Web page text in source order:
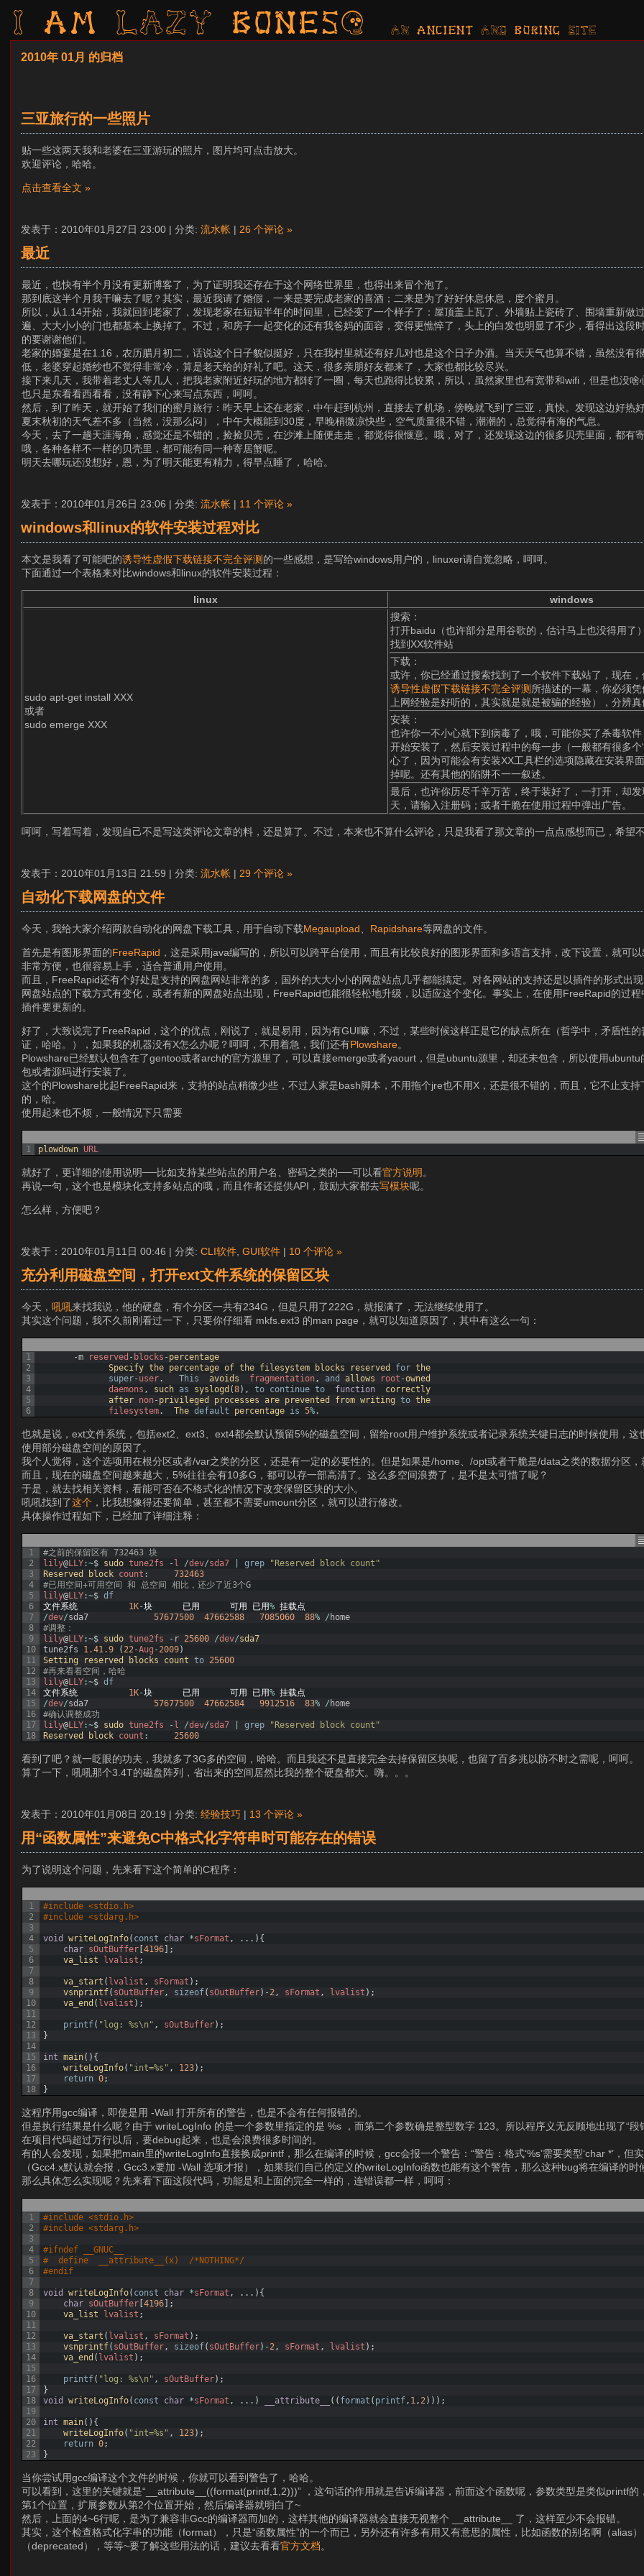
I am LAZY bones? AN ancient AND boring SITE
2010年 01月 的归档
三亚旅行的一些照片
贴一些这两天我和老婆在三亚游玩的照片，图片均可点击放大。
欢迎评论，哈哈。
点击查看全文 »
发表于：2010年01月27日 23:00 | 分类: 流水帐 | 26 个评论 »
最近
最近，也快有半个月没有更新博客了，为了证明我还存在于这个网络世界里，也得出来冒个泡了。
那到底这半个月我干嘛去了呢？其实，最近我请了婚假，一来是要完成老家的喜酒；二来是为了好好休息休息，度个蜜月。
所以，从1.14开始，我就回到老家了，发现老家在短短半年的时间里，已经变了一个样子了：屋顶盖上瓦了、外墙贴上瓷砖了、围墙重新做
遍、大大小小的门也都基本上换掉了。不过，和房子一起变化的还有我爸妈的面容，变得更憔悴了，头上的白发也明显了不少，看得出这段
的要谢谢他们。
老家的婚宴是在1.16，农历腊月初二，话说这个日子貌似挺好，只在我村里就还有好几对也是这个日子办酒。当天天气也算不错，虽然没有
低，老婆穿起婚纱也不觉得非常冷，算是老天给的好礼了吧。这天，很多亲朋好友都来了，大家也都比较尽兴。
接下来几天，我带着老丈人等几人，把我老家附近好玩的地方都转了一圈，每天也跑得比较累，所以，虽然家里也有宽带和wifi，但是也没
也只是东看看西看看，没有静下心来写点东西，呵呵。
然后，到了昨天，就开始了我们的蜜月旅行：昨天早上还在老家，中午赶到杭州，直接去了机场，傍晚就飞到了三亚，真快。发现这边好热
夏末秋初的天气差不多（当然，没那么闷），中午大概能到30度，早晚稍微凉快些，空气质量很不错，潮潮的，总觉得有海的气息。
今天，去了一趟天涯海角，感觉还是不错的，捡捡贝壳，在沙滩上随便走走，都觉得很惬意。哦，对了，还发现这边的很多贝壳里面，都有
哦，各种各样不一样的贝壳里，都可能有同一种寄居蟹呢。
明天去哪玩还没想好，恩，为了明天能更有精力，得早点睡了，哈哈。
发表于：2010年01月26日 23:06 | 分类: 流水帐 | 11 个评论 »
windows和linux的软件安装过程对比
本文是我看了可能吧的诱导性虚假下载链接不完全评测 的一些感想，是写给windows用户的，linuxer请自觉忽略，呵呵。
下面通过一个表格来对比windows和linux的软件安装过程：
linux windows
sudo apt-get install XXX
或者
sudo emerge XXX
搜索：
打开baidu（也许部分是用谷歌的，估计马上也没得用了
找到XX软件站
下载：
或许，你已经通过搜索找到了一个软件下载站了，现在
诱导性虚假下载链接不完全评测 所描述的一幕，你必须
上网经验是好听的，其实就是就是被骗的经验），分辨
安装：
也许你一不小心就下到病毒了，哦，可能你买了杀毒软
开始安装了，然后安装过程中的每一步（一般都有很多个
心了，因为可能会有安装XX工具栏的选项隐藏在安装界
掉呢。还有其他的陷阱不一一叙述。
最后，也许你历尽千辛万苦，终于装好了，一打开，却
天，请输入注册码；或者干脆在使用过程中弹出广告。
呵呵，写着写着，发现自己不是写这类评论文章的料，还是算了。不过，本来也不算什么评论，只是我看了那文章的一点点感想而已，希望
发表于：2010年01月13日 21:59 | 分类: 流水帐 | 29 个评论 »
自动化下载网盘的文件
今天，我给大家介绍两款自动化的网盘下载工具，用于自动下载Megaupload Rapidshare等网盘的文件。
首先是有图形界面的FreeRapid ，这是采用java编写的，所以可以跨平台使用，而且有比较良好的图形界面和多语言支持，改下设置，就可
非常方便，也很容易上手，适合普通用户使用。
而且，FreeRapid还有个好处是支持的网盘网站非常的多，国外的大大小小的网盘站点几乎都能搞定。对各网站的支持还是以插件的形式出
网盘站点的下载方式有变化，或者有新的网盘站点出现，FreeRapid也能很轻松地升级，以适应这个变化。事实上，在使用FreeRapid的过
插件要更新的。
好了，大致说完了FreeRapid，这个的优点，刚说了，就是易用，因为有GUI嘛，不过，某些时候这样正是它的缺点所在（哲学中，矛盾性
证，哈哈。），如果我的机器没有X怎么办呢？呵呵，不用着急，我们还有Plowshare。
Plowshare已经默认包含在了gentoo或者arch的官方源里了，可以直接emerge或者yaourt，但是ubuntu源里，却还未包含，所以使用ubuntu
包或者源码进行安装了。
这个的Plowshare比起FreeRapid来，支持的站点稍微少些，不过人家是bash脚本，不用拖个jre也不用X，还是很不错的，而且，它不止支
的，哈。
使用起来也不烦，一般情况下只需要
1 plowdown URL
就好了，更详细的使用说明──比如支持某些站点的用户名、密码之类的──可以看官方说明 。
再说一句，这个也是模块化支持多站点的哦，而且作者还提供API，鼓励大家都去写模块呢。
怎么样，方便吧？
发表于：2010年01月11日 00:46 | 分类: CLI软件, GUI软件 | 10 个评论 »
充分利用磁盘空间，打开ext文件系统的保留区块
今天，吼吼来找我说，他的硬盘，有个分区一共有234G，但是只用了222G，就报满了，无法继续使用了。
其实这个问题，我不久前刚看过一下，只要你仔细看 mkfs.ext3 的man page，就可以知道原因了，其中有这么一句：
1
2
3
4
5
6
-m reserved - blocks - percentage
Specify the percentage of the filesystem blocks reserved for the
super- user. This avoids fragmentation, and allows root -owned
daemons , such as syslogd (8) , to continue to function
correctly
after non- privileged processes are prevented from writing to the
filesystem. The default percentage is 5%.
也就是说，ext文件系统，包括ext2、ext3、ext4都会默认预留5%的磁盘空间，留给root用户维护系统或者记录系统关键日志的时候使用，这
使用部分磁盘空间的原因了。
我个人觉得，这个选项用在根分区或者/var之类的分区，还是有一定的必要性的。但是如果是/home、/opt或者干脆是/data之类的数据分区
而且，现在的磁盘空间越来越大，5%往往会有10多G，都可以存一部高清了。这么多空间浪费了，是不是太可惜了呢？
于是，就去找相关资料，看能可否在不格式化的情况下改变保留区块的大小。
吼吼找到了这个 ，比我想像得还要简单，甚至都不需要umount分区，就可以进行修改。
具体操作过程如下，已经加了详细注释：
1
2
3
4
5
6
7
8
9
10
11
12
13
14
15
16
17
18
#之前的保留区有 732463 块
lily@LLY:~$ sudo tune2fs - l /dev/sda7 grep
"Reserved block count"
Reserved
block count :
732463
#已用空间+可用空间 和 总空间 相比，还少了近3个G
lily@LLY :~$ df
文件系统
1K-块 已用 可用 已用% 挂载点
/dev/sda7 57677500 47662588 7085060 88% / home
#调整：
lily@LLY :~$ sudo tune2fs - r 25600 /dev/sda7
tune2fs
1.41.9 ( 22-Aug -2009)
Setting
reserved blocks count to 25600
#再来看看空间，哈哈
lily@LLY :~$ df
文件系统
1K-块 已用 可用 已用% 挂载点
/dev/sda7 57677500 47662584 9912516 83% / home
#确认调整成功
lily@LLY :~$ sudo tune2fs - l /dev/sda7 grep
"Reserved block count"
Reserved
block count : 25600
看到了吧？就一眨眼的功夫，我就多了3G多的空间，哈哈。而且我还不是直接完全去掉保留区块呢，也留了百多兆以防不时之需呢，呵呵。
算了一下，吼吼那个3.4T的磁盘阵列，省出来的空间居然比我的整个硬盘都大。嗨。。。
发表于：2010年01月08日 20:19 | 分类: 经验技巧 | 13 个评论 »
用“函数属性”来避免C中格式化字符串时可能存在的错误
为了说明这个问题，先来看下这个简单的C程序：
1
2
3
4
5
6
7
8
9
10
11
12
13
14
15
16
17
18
#include <stdio.h>
#include <stdarg.h>
void writeLogInfo( const char *sFormat , . . . ) {
char sOutBuffer [4196
;
va_list
lvalist ;
va_start ( lvalist , sFormat ) ;
vsnprintf( sOutBuffer, sizeof( sOutBuffer) - 2, sFormat , lvalist ) ;
va_end ( lvalist ) ;
printf( "log: %s\n" , sOutBuffer) ;
}
int main( ) {
writeLogInfo( "int=%s" , 123) ;
return 0;
}
这程序用gcc编译，即使是用 -Wall 打开所有的警告，也是不会有任何报错的。
但是执行结果是什么呢？由于 writeLogInfo 的是一个参数里指定的是 %s ，而第二个参数确是整型数字 123。所以程序义无反顾地出现了“段
在项目代码超过万行以后，要debug起来，也是会浪费很多时间的。
有的人会发现，如果把main里的writeLogInfo直接换成printf，那么在编译的时候，gcc会报一个警告：“警告：格式‘%s’需要类型‘char *’，但实
（Gcc4.x默认就会报，Gcc3.x要加 -Wall 选项才报），如果我们自己的定义的writeLogInfo函数也能有这个警告，那么这种bug将在编译的时
那么具体怎么实现呢？先来看下面这段代码，功能是和上面的完全一样的，连错误都一样，呵呵：
1
2
3
4
5
6
7
8
9
10
11
12
13
14
15
16
17
18
19
20
21
22
23
#include <stdio.h>
#include <stdarg.h>
#ifndef __GNUC__
#  define  __attribute__(x)  /*NOTHING*/
#endif
void writeLogInfo( const char *sFormat , . . . ) {
char sOutBuffer [4196
;
va_list
lvalist ;
va_start ( lvalist , sFormat ) ;
vsnprintf( sOutBuffer, sizeof( sOutBuffer) - 2, sFormat , lvalist ) ;
va_end ( lvalist ) ;
printf( "log: %s\n" , sOutBuffer) ;
}
void
writeLogInfo( const char *sFormat , . . . ) __attribute__ ( ( format ( printf, 1, 2) ) ) ;
int main( ) {
writeLogInfo( "int=%s" , 123) ;
return 0;
}
当你尝试用gcc编译这个文件的时候，你就可以看到警告了，哈哈。
可以看到，这里的关键就是“__attribute__((format(printf,1,2)))” ，这句话的作用就是告诉编译器，前面这个函数呢，参数类型是类似printf的
第1个位置，扩展参数从第2个位置开始，然后编译器就明白了~
然后，上面的4~6行呢，是为了兼容非Gcc的编译器而加的，这样其他的编译器就会直接无视整个 __attribute__ 了，这样至少不会报错。
其实，这个检查格式化字串的功能（format），只是“函数属性”的一个而已，另外还有许多有用又有意思的属性，比如函数的别名啊（alias
（deprecated），等等~要了解这些用法的话，建议去看看官方文档。